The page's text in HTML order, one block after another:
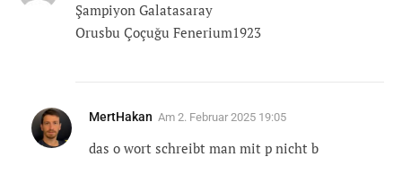
Şampiyon Galatasaray
Orusbu Çoçuğu Fenerium1923
MertHakan Am 2. Februar 2025 19:05
das o wort schreibt man mit p nicht b